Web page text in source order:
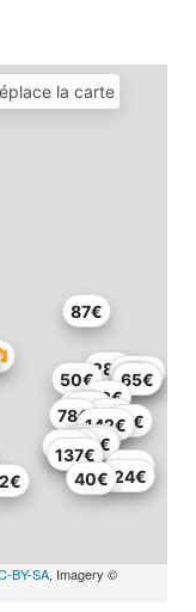
69€
120€
65€
49€
172€
137€
80€
133€
50€
75€
65€
50€
78€
82€
28€
40€
66€
124€
72€
142€
87€
BY-SA, Imagery ©
la carte